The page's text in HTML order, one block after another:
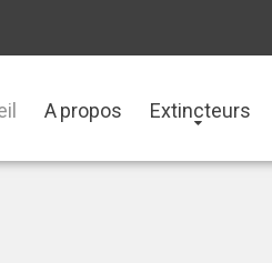
A propos Extincteurs